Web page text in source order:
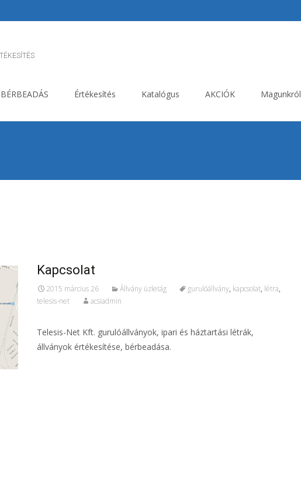
Értékesítés Katalógus AKCIÓK Magunkról
Kapcsolat
2015 március 26 Állvány üzletág gurulóállvány, kapcsolat, létra,
telesis-net
acsiadmin
Telesis-Net Kft. gurulóállványok, ipari és háztartási létrák,
állványok értékesítése, bérbeadása.